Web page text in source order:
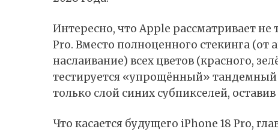
Интересно, что Apple рассматривает
Pro. Вместо полноценного стекинга (от
наслаивание) всех цветов (красного,
тестируется «упрощённый»
только слой синих субпикселей,
Что касается будущего iPhone 18 Pro,